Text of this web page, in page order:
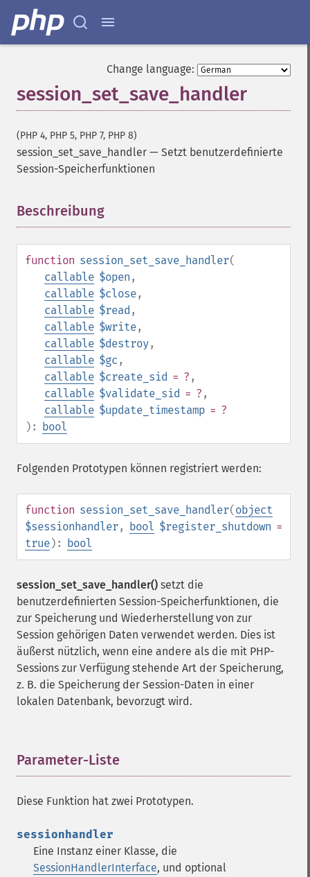
Change language:
session_set_save_handler
(PHP 4, PHP 5, PHP 7, PHP 8)
session_set_save_handler — Setzt benutzerdefinierte
Session-Speicherfunktionen
Beschreibung
function session_set_save_handler(
callable $open ,
callable $close,
callable $read ,
callable $write,
callable $destroy,
callable $gc ,
callable $create_sid = ? ,
callable $validate_sid = ? ,
callable $update_timestamp = ?
): bool
Folgenden Prototypen können registriert werden:
function session_set_save_handler(object
$sessionhandler, bool $register_shutdown =
true): bool
session_set_save_handler() setzt die
benutzerdefinierten Session-Speicherfunktionen, die
zur Speicherung und Wiederherstellung von zur
Session gehörigen Daten verwendet werden. Dies ist
äußerst nützlich, wenn eine andere als die mit PHP-
Sessions zur Verfügung stehende Art der Speicherung,
z. B. die Speicherung der Session-Daten in einer
lokalen Datenbank, bevorzugt wird.
Parameter-Liste
Diese Funktion hat zwei Prototypen.
sessionhandler
Eine Instanz einer Klasse, die
SessionHandlerInterface, und optional